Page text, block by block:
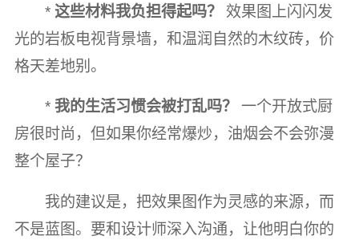
* 这些材料我负担得起吗？
效果图上闪闪发
光的岩板电视背景墙，和温润自然的木纹砖，价
格天差地别。
*我的生活习惯会被打乱吗？
一个开放式厨
房很时尚，但如果你经常爆炒，油烟会不会弥漫
整个屋子？
我的建议是，把效果图作为灵感的来源，而
不是蓝图。要和设计师深入沟通，让他明白你的